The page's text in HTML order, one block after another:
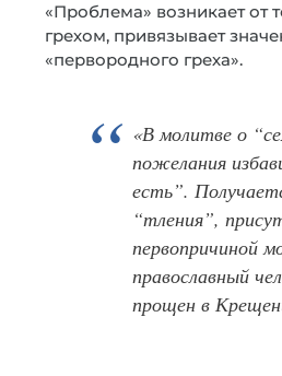
«Проблема» возникает от
грехом, привязывает
«первородного греха».
«В молитве о
пожелания
есть”.
“тления”,
первопричиной
православный
прощен в